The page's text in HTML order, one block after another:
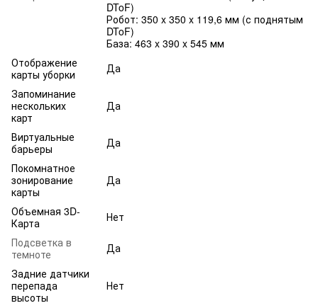
DToF)
Робот: 350 x 350 x 119,6 мм (с поднятым
DToF)
База: 463 x 390 x 545 мм
Отображение
карты уборки
Да
Запоминание
нескольких
карт
Да
Виртуальные
барьеры
Да
Покомнатное
зонирование
карты
Да
Объемная 3D-
Карта
Нет
Подсветка в
темноте
Да
Задние датчики
перепада
высоты
Нет